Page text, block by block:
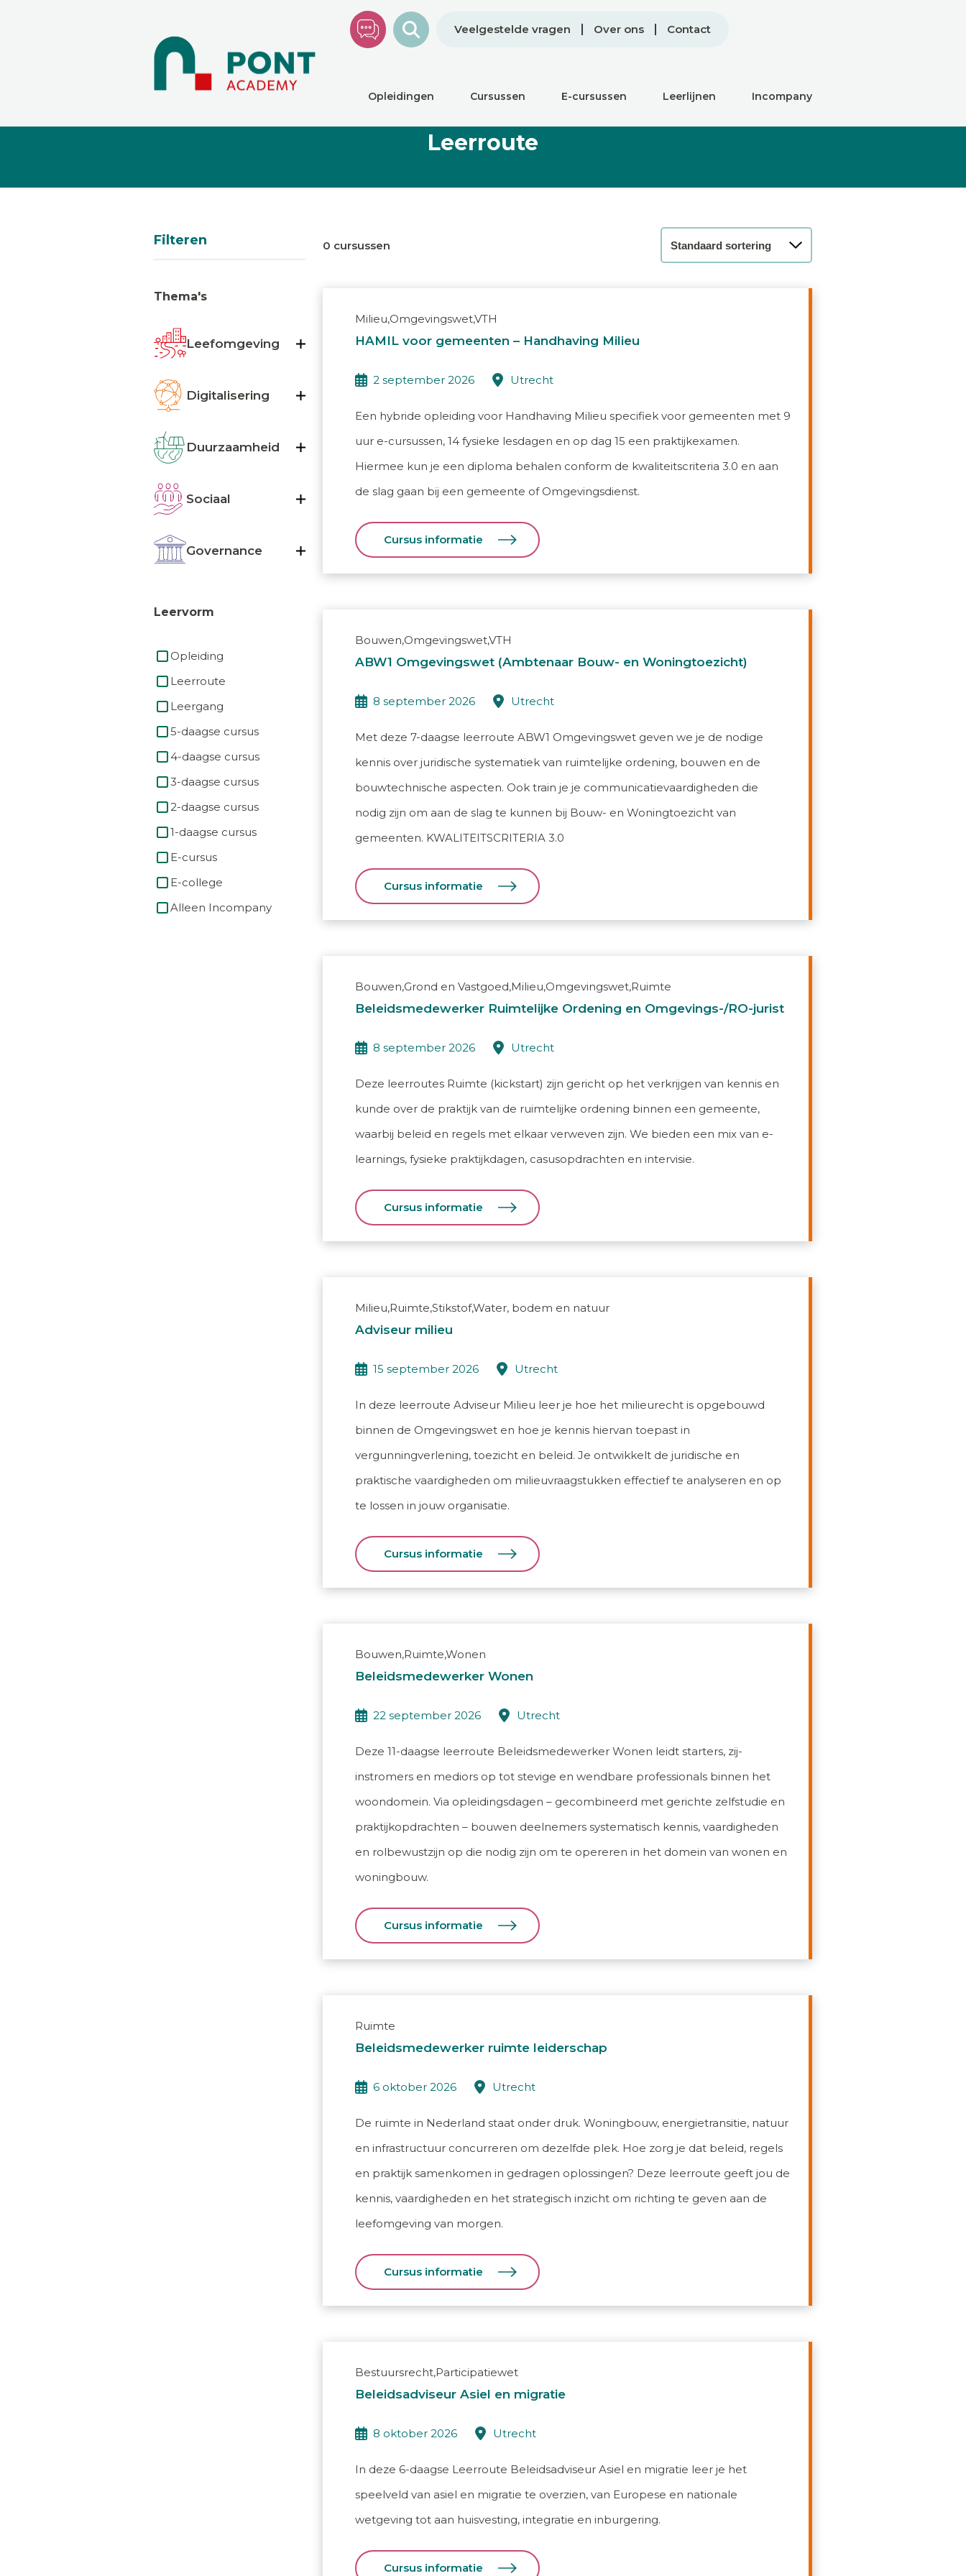
Veelgestelde vragen Over ons Contact
Opleidingen Cursussen E-cursussen Leerlijnen Incompany
Leerroute
Filteren
Thema's
Leefomgeving
Digitalisering
Duurzaamheid
Sociaal
Governance
Leervorm
Opleiding
Leerroute
Leergang
5-daagse cursus
4-daagse cursus
3-daagse cursus
2-daagse cursus
1-daagse cursus
E-cursus
E-college
Alleen Incompany
0 cursussen
Milieu,Omgevingswet,VTH
HAMIL voor gemeenten – Handhaving Milieu
2 september 2026 utrecht
Een hybride opleiding voor Handhaving Milieu specifiek voor gemeenten met 9
uur e-cursussen, 14 fysieke lesdagen en op dag 15 een praktijkexamen.
Hiermee kun je een diploma behalen conform de kwaliteitscriteria 3.0 en aan
de slag gaan bij een gemeente of Omgevingsdienst.
Cursus informatie
Bouwen,Omgevingswet,VTH
ABW1 Omgevingswet (Ambtenaar Bouw- en Woningtoezicht)
8 september 2026 utrecht
Met deze 7-daagse leerroute ABW1 Omgevingswet geven we je de nodige
kennis over juridische systematiek van ruimtelijke ordening, bouwen en de
bouwtechnische aspecten. Ook train je je communicatievaardigheden die
nodig zijn om aan de slag te kunnen bij Bouw- en Woningtoezicht van
gemeenten. KWALITEITSCRITERIA 3.0
Cursus informatie
Bouwen,Grond en Vastgoed,Milieu,Omgevingswet,Ruimte
Beleidsmedewerker Ruimtelijke Ordening en Omgevings-/RO-jurist
8 september 2026 utrecht
Deze leerroutes Ruimte (kickstart) zijn gericht op het verkrijgen van kennis en
kunde over de praktijk van de ruimtelijke ordening binnen een gemeente,
waarbij beleid en regels met elkaar verweven zijn. We bieden een mix van e-
learnings, fysieke praktijkdagen, casusopdrachten en intervisie.
Cursus informatie
Milieu,Ruimte,Stikstof,Water, bodem en natuur
Adviseur milieu
15 september 2026 utrecht
In deze leerroute Adviseur Milieu leer je hoe het milieurecht is opgebouwd
binnen de Omgevingswet en hoe je kennis hiervan toepast in
vergunningverlening, toezicht en beleid. Je ontwikkelt de juridische en
praktische vaardigheden om milieuvraagstukken effectief te analyseren en op
te lossen in jouw organisatie.
Cursus informatie
Bouwen,Ruimte,Wonen
Beleidsmedewerker Wonen
22 september 2026 utrecht
Deze 11-daagse leerroute Beleidsmedewerker Wonen leidt starters, zij-
instromers en mediors op tot stevige en wendbare professionals binnen het
woondomein. Via opleidingsdagen – gecombineerd met gerichte zelfstudie en
praktijkopdrachten – bouwen deelnemers systematisch kennis, vaardigheden
en rolbewustzijn op die nodig zijn om te opereren in het domein van wonen en
woningbouw.
Cursus informatie
Ruimte
Beleidsmedewerker ruimte leiderschap
6 oktober 2026 utrecht
De ruimte in Nederland staat onder druk. Woningbouw, energietransitie, natuur
en infrastructuur concurreren om dezelfde plek. Hoe zorg je dat beleid, regels
en praktijk samenkomen in gedragen oplossingen? Deze leerroute geeft jou de
kennis, vaardigheden en het strategisch inzicht om richting te geven aan de
leefomgeving van morgen.
Cursus informatie
Bestuursrecht,Participatiewet
Beleidsadviseur Asiel en migratie
8 oktober 2026 utrecht
In deze 6-daagse Leerroute Beleidsadviseur Asiel en migratie leer je het
speelveld van asiel en migratie te overzien, van Europese en nationale
wetgeving tot aan huisvesting, integratie en inburgering.
Cursus informatie